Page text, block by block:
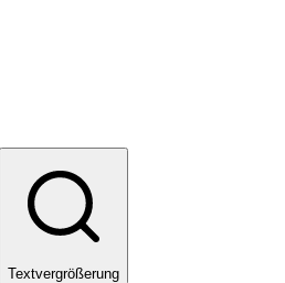
Textvergrößerung